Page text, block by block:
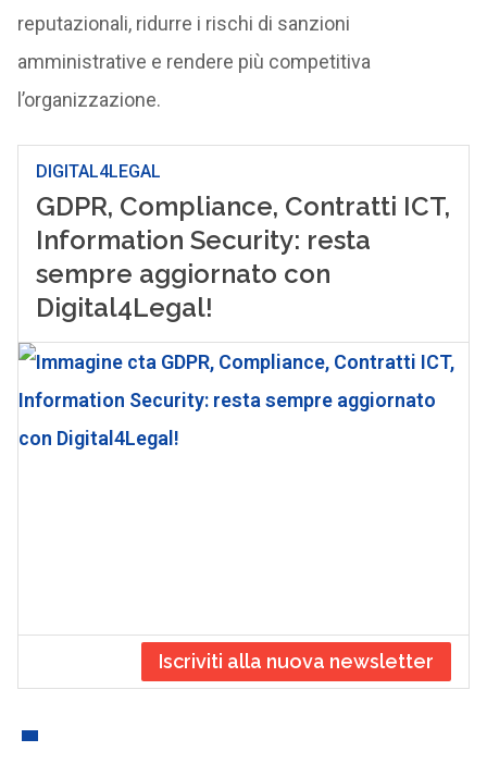
reputazionali, ridurre i rischi di sanzioni
amministrative e rendere più competitiva
l’organizzazione.
DIGITAL4LEGAL
GDPR, Compliance, Contratti ICT,
Information Security: resta
sempre aggiornato con
Digital4Legal!
Iscriviti alla nuova newsletter